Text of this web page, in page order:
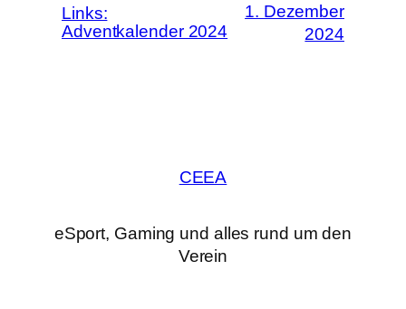
Links:
Adventkalender 2024
1. Dezember
2024
CEEA
eSport, Gaming und alles rund um den
Verein